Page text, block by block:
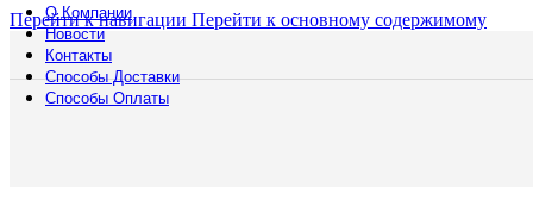
Перейти к навигации Перейти к основному содержимому
О Компании
Новости
Контакты
Способы Доставки
Способы Оплаты